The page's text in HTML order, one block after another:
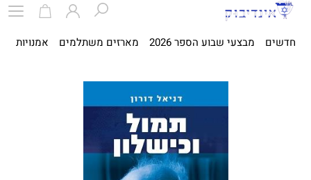
חדשים מבצעי שבוע הספר 2026 מארזים משתלמים אמנויות